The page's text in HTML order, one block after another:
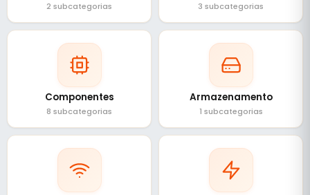
2 subcategorias 3 subcategorias
Componentes
8 subcategorias
Armazenamento
1 subcategorias